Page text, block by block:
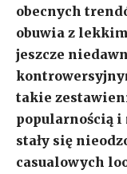
obecnych
obuwia z
jeszcze
takie
popularnością i
stały się
casualowych